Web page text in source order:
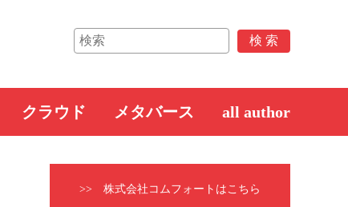
クラウド メタバース all author
>> 株式会社コムフォートはこちら